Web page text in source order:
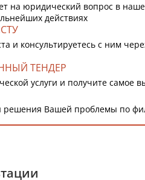
на юридический вопрос в
действиях
и консультируетесь с ним
ТЕНДЕР
услуги и получите самое
решения Вашей проблемы по